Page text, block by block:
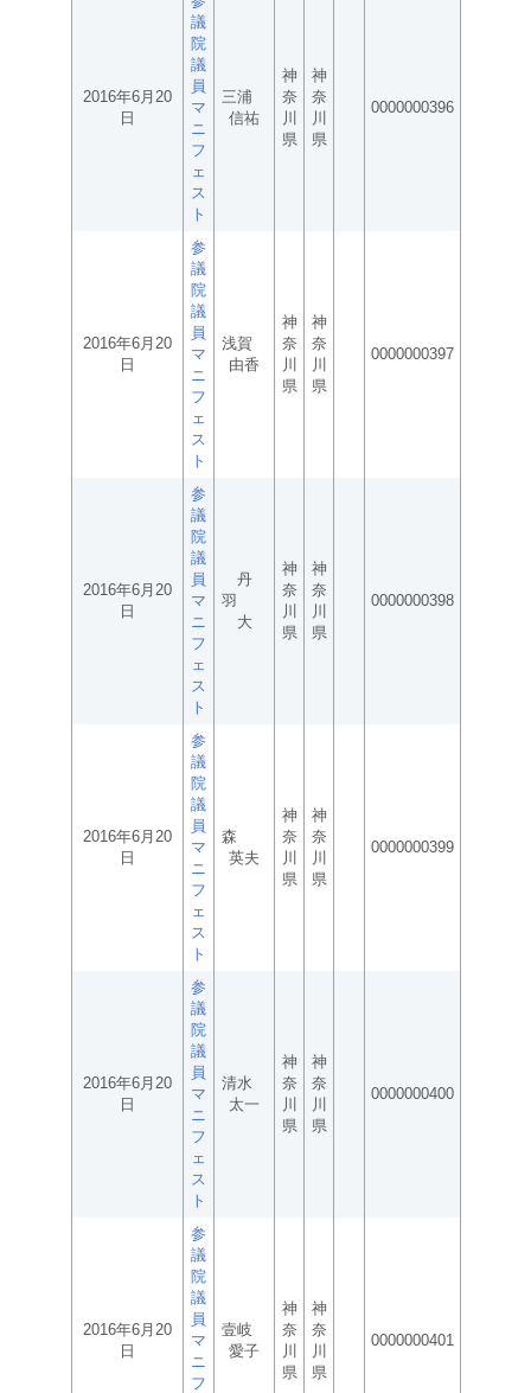
2016年6月20
日
議
院
議
員
マ
ニ
フ
ェ
ス
ト
三浦
信祐
神
奈
川
県
神
奈
川
県
0000000396
2016年6月20
日
参
議
院
議
員
マ
ニ
フ
ェ
ス
ト
浅賀
由香
神
奈
川
県
神
奈
川
県
0000000397
2016年6月20
日
参
議
院
議
員
マ
ニ
フ
ェ
ス
ト
丹
羽
大
神
奈
川
県
神
奈
川
県
0000000398
2016年6月20
日
参
議
院
議
員
マ
ニ
フ
ェ
ス
ト
森
英夫
神
奈
川
県
神
奈
川
県
0000000399
2016年6月20
日
参
議
院
議
員
マ
ニ
フ
ェ
ス
ト
清水
太一
神
奈
川
県
神
奈
川
県
0000000400
2016年6月20
日
参
議
院
議
員
マ
ニ
フ
壹岐
愛子
神
奈
川
県
神
奈
川
県
0000000401